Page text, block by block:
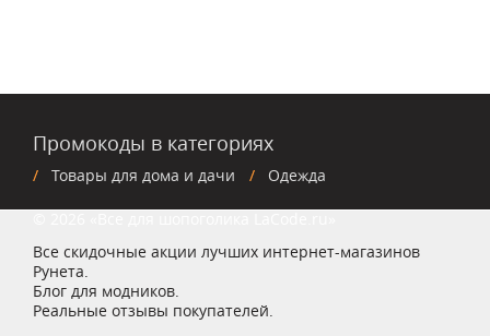
Промокоды в категориях
Товары для дома и дачи Одежда
Все скидочные акции лучших интернет-магазинов
Рунета.
Блог для модников.
Реальные отзывы покупателей.